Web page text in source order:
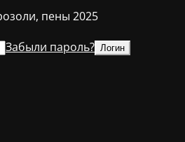
пены 2025
Забыли пароль?